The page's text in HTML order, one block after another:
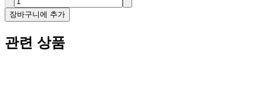
장바구니에 추가
관련 상품